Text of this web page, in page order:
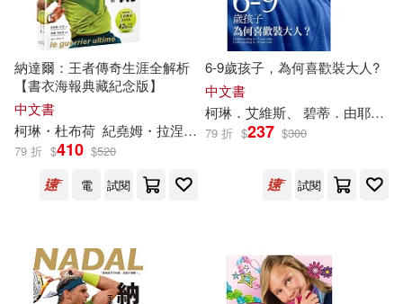
納達爾：王者傳奇生涯全解析
【書衣海報典藏紀念版】
中文書
柯琳 ・杜布荷 紀堯姆・拉涅 林舒瑩 葛諾珀
79 折 $410 $520
電
試閱
6-9歲孩子，為何喜歡裝大人?
中文書
柯琳 ．艾維斯、 碧蒂．由耶爾
79 折 $237 $300
試閱